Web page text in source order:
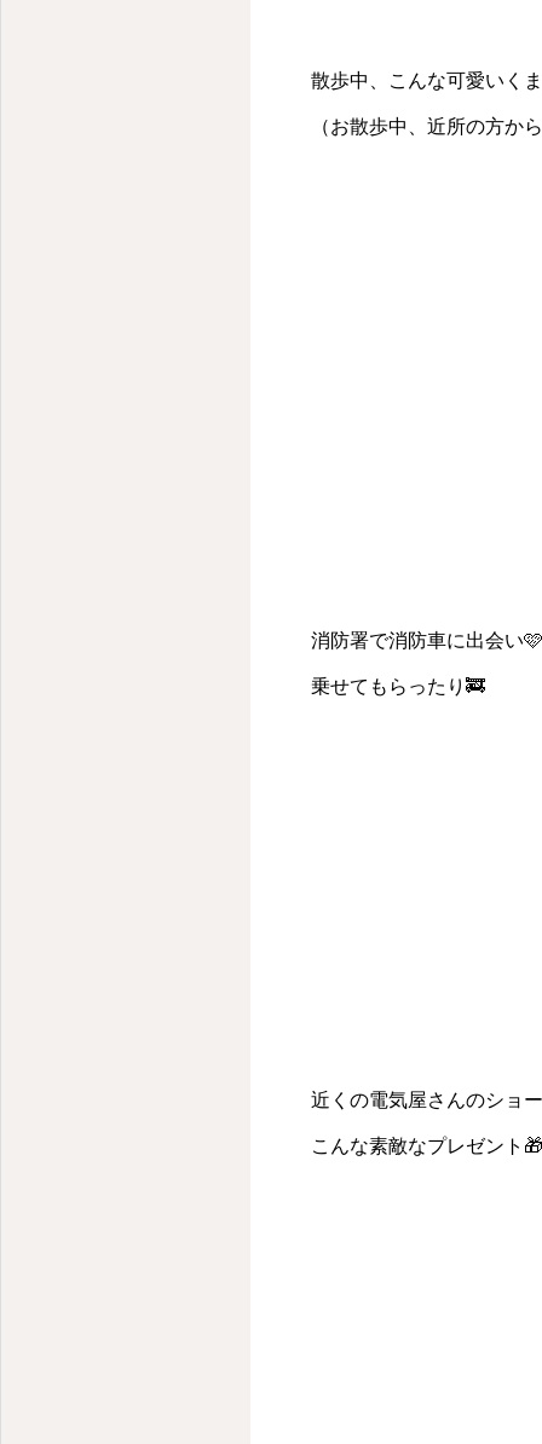
散歩中、こんな可愛いく
（お散歩中、近所の方か
消防署で消防車に出会い🩷
乗せてもらったり🚒
近くの電気屋さんのショ
こんな素敵なプレゼント